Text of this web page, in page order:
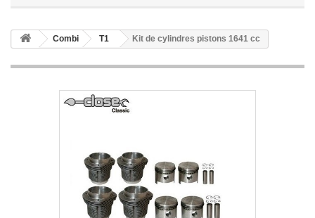
Combi T1 Kit de cylindres pistons 1641 cc